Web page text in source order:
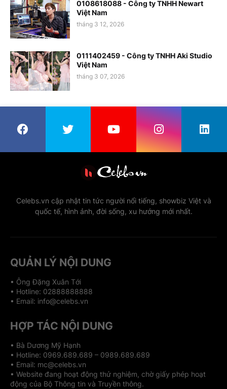
0108618088 - Công ty TNHH Newart
Việt Nam
tháng 3 12, 2026
0111402459 - Công ty TNHH Aki Studio
Việt Nam
tháng 3 07, 2026
Celebs.vn cập nhật tin tức người nổi tiếng, showbiz Việt và
quốc tế, hình ảnh, đời sống, xu hướng mới nhất.
QUẢN LÝ NỘI DUNG
• Ông Đặng Xuân Tới
• Hotline: 02888888888
• Email: info@celebs.vn
HỢP TÁC NỘI DUNG
• Bà Dương Mỹ Hạnh
• Hotline: 0969.689.689 – 0989.689.689
• Email: mc@celebs.vn
• Website đang hoạt động thử nghiệm, chờ giấy phép hoạt
động của Bộ Thông tin và Truyền thông.